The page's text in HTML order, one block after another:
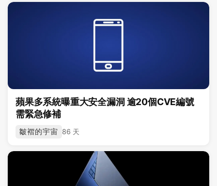
蘋果多系統曝重大安全漏洞 逾20個CVE編號
需緊急修補
皺褶的宇宙 86 天